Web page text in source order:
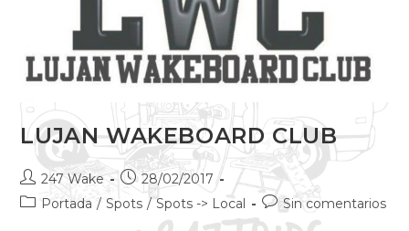
LUJAN WAKEBOARD CLUB
247 Wake
28/02/2017
Portada / Spots / Spots -> Local Sin comentarios